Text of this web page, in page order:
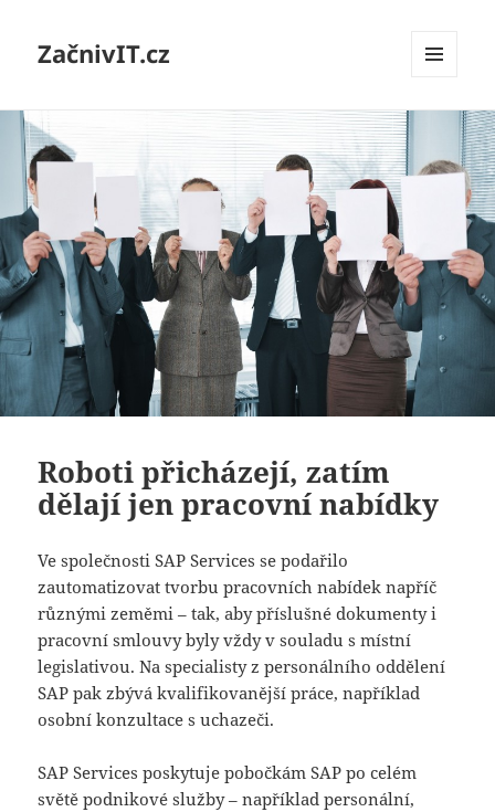
ZačnivIT.cz
WIDGETY
Roboti přicházejí, zatím
dělají jen pracovní nabídky
Ve společnosti SAP Services se podařilo
zautomatizovat tvorbu pracovních nabídek napříč
různými zeměmi – tak, aby příslušné dokumenty i
pracovní smlouvy byly vždy v souladu s místní
legislativou. Na specialisty z personálního oddělení
SAP pak zbývá kvalifikovanější práce, například
osobní konzultace s uchazeči.
SAP Services poskytuje pobočkám SAP po celém
světě podnikové služby – například personální,